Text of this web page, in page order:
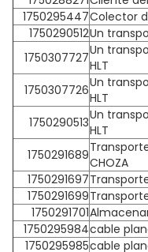
1750295447Colector
1750290512Un
1750307727Un
HLT
1750307726Un
HLT
1750290513Un
HLT
1750291689CHOZA
1750291697
1750291699
1750291701
1750295984cable
1750295985cable